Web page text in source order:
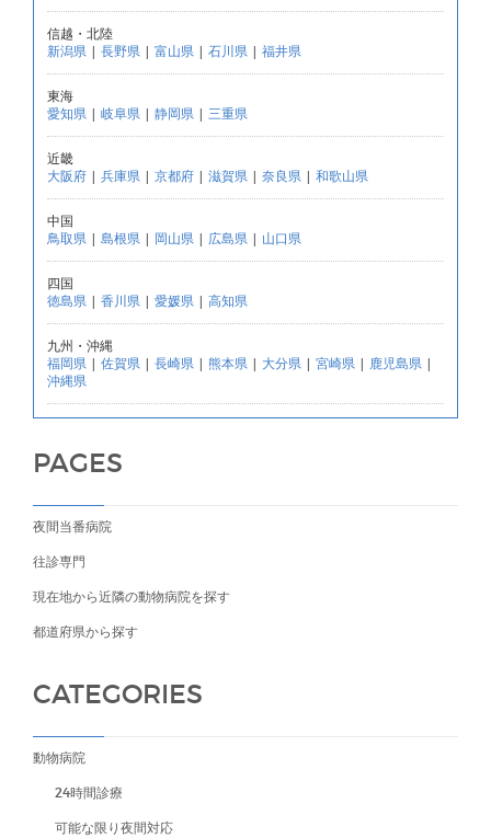
信越・北陸
新潟県 | 長野県 | 富山県 | 石川県 | 福井県
東海
愛知県 | 岐阜県 | 静岡県 | 三重県
近畿
大阪府 | 兵庫県 | 京都府 | 滋賀県 | 奈良県 | 和歌山県
中国
鳥取県 | 島根県 | 岡山県 | 広島県 | 山口県
四国
徳島県 | 香川県 | 愛媛県 | 高知県
九州・沖縄
福岡県 | 佐賀県 | 長崎県 | 熊本県 | 大分県 | 宮崎県 | 鹿児島県 |
沖縄県
PAGES
夜間当番病院
往診専門
現在地から近隣の動物病院を探す
都道府県から探す
CATEGORIES
動物病院
24時間診療
可能な限り夜間対応